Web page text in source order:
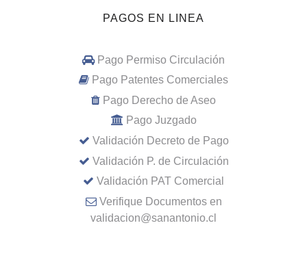
PAGOS EN LINEA
Pago Permiso Circulación
Pago Patentes Comerciales
Pago Derecho de Aseo
Pago Juzgado
Validación Decreto de Pago
Validación P. de Circulación
Validación PAT Comercial
Verifique Documentos en
validacion@sanantonio.cl